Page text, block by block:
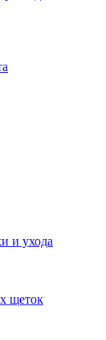
и ухода
щеток